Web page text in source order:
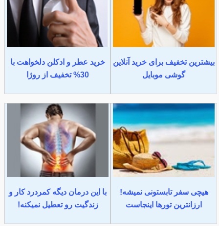
بیشترین تخفیف برای خرید آنلاین
گوشی موبایل
خرید عطر و ادکلن دلخواهت با
30% تخفیف از روژا
هیچی سفر تابستونی نمیشه!
ارزانترین تورها اینجاست
با این درمان دیگه کمردرد کار و
زندگیت رو تعطیل نمیکنه!